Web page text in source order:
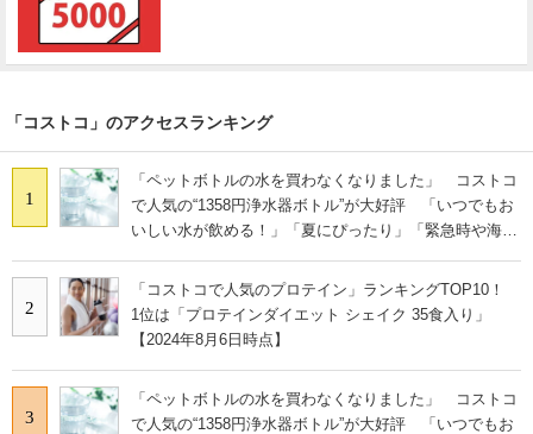
「コストコ」のアクセスランキング
1
「ペットボトルの水を買わなくなりました」 コストコ
で人気の“1358円浄水器ボトル”が大好評 「いつでもお
いしい水が飲める！」「夏にぴったり」「緊急時や海外
2
「コストコで人気のプロテイン」ランキングTOP10！
1位は「プロテインダイエット シェイク 35食入り」
【2024年8月6日時点】
3
「ペットボトルの水を買わなくなりました」 コストコ
で人気の“1358円浄水器ボトル”が大好評 「いつでもお